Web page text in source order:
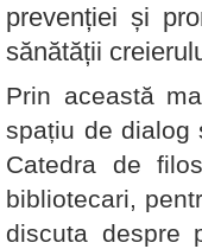
prevenției și
sănătății
Prin această
spațiu de dialog
Catedra de
bibliotecari,
discuta despre